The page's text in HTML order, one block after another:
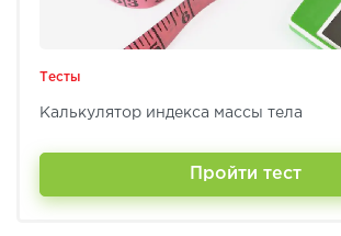
Тесты
Калькулятор индекса массы тела
Пройти тест